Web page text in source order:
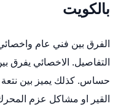
بالكويت
الفرق بين فني عام
التفاصيل. الاخصائي
حساس. كذلك يميز بين
القير او مشاكل عزم